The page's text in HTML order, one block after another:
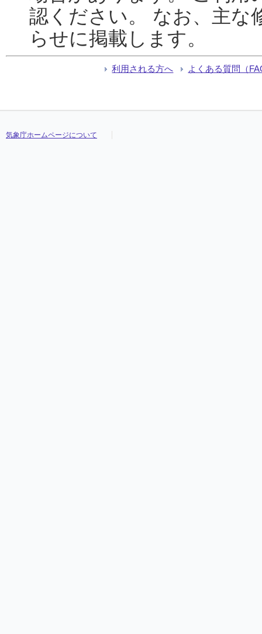
認ください。 なお、主な
らせに掲載します。
利用される方へ よくある質問（
気象庁ホームページについて